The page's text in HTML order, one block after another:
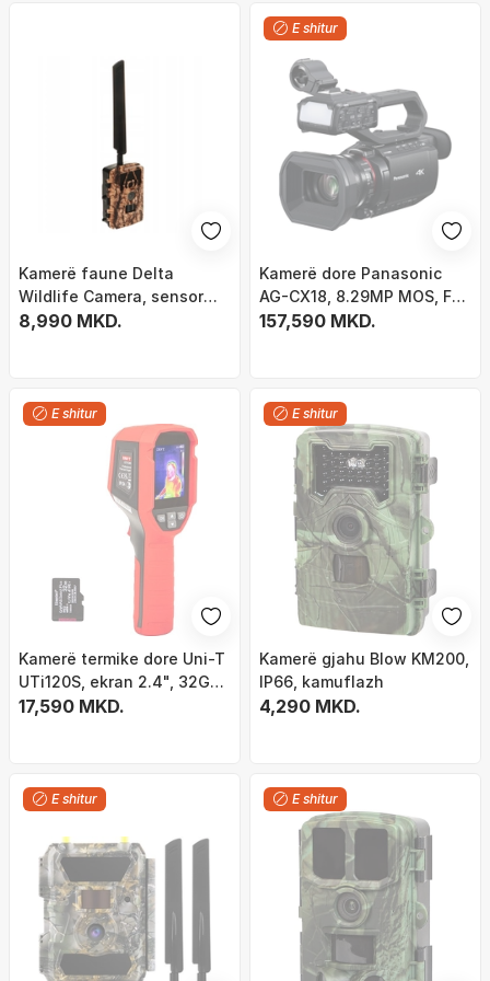
Kamerë faune Delta
Wildlife Camera, sensor
lëvizjeje, regjistrim ditë
8,990 MKD.
E shitur
Kamerë dore Panasonic
AG-CX18, 8.29MP MOS, Full
HD, e zezë
157,590 MKD.
E shitur
Kamerë termike dore Uni-T
UTi120S, ekran 2.4", 32GB,
e kuqe
17,590 MKD.
E shitur
Kamerë gjahu Blow KM200,
IP66, kamuflazh
4,290 MKD.
E shitur E shitur